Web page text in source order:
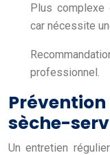
Plus complexe
car nécessite
professionnel.
sèche-
Un entretien